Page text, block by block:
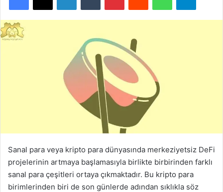
Sanal para veya kripto para dünyasında merkeziyetsiz DeFi
projelerinin artmaya başlamasıyla birlikte birbirinden farklı
sanal para çeşitleri ortaya çıkmaktadır. Bu kripto para
birimlerinden biri de son günlerde adından sıklıkla söz